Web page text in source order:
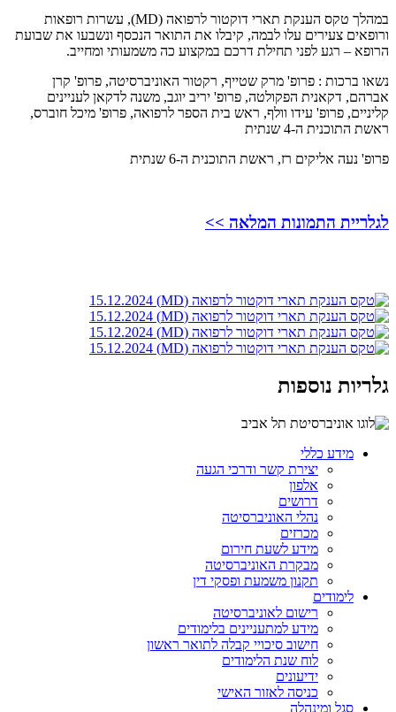
במהלך טקס הענקת תארי דוקטור לרפואה (MD), עשרות רופאות
ורופאים צעירים עלו לבמה, קיבלו את התואר הנכסף ונשבעו את שבועת
הרופא – רגע לפני תחילת דרכם במקצוע כה משמעותי ומחייב.
נשאו ברכות : פרופ' מרק שטייף, רקטור האוניברסיטה, פרופ' קרן
אברהם, דקאנית הפקולטה, פרופ' יריב יוגב, משנה לדקאן לעניינים
קליניים, פרופ' עידו וולף, ראש בית הספר לרפואה, פרופ' מיכל חוברס,
ראשת התוכנית ה-4 שנתית
פרופ' נעה אליקים רז, ראשת התוכנית ה-6 שנתית
לגלריית התמונות המלאה >>
גלריות נוספות
מידע כללי
יצירת קשר ודרכי הגעה
אלפון
דרושים
נהלי האוניברסיטה
מכרזים
מידע לשעת חירום
מבקרת האוניברסיטה
תקנון משמעת ופסקי דין
לימודים
רישום לאוניברסיטה
מידע למתעניינים בלימודים
חישוב סיכויי קבלה לתואר ראשון
לוח שנת הלימודים
ידיעונים
כניסה לאזור האישי
סגל ומינהלה